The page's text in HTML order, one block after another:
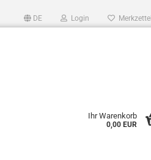
DE Login Merkzettel
Ihr Warenkorb
0,00 EUR